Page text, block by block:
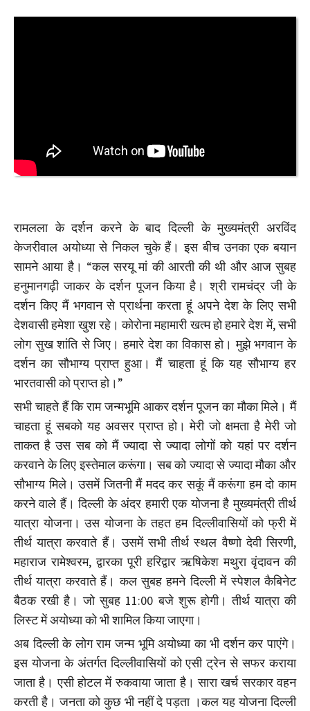
रामलला के दर्शन करने के बाद दिल्ली के मुख्यमंत्री अरविंद
केजरीवाल अयोध्या से निकल चुके हैं। इस बीच उनका एक बयान
सामने आया है। “कल सरयू मां की आरती की थी और आज सुबह
हनुमानगढ़ी जाकर के दर्शन पूजन किया है। श्री रामचंद्र जी के
दर्शन किए मैं भगवान से प्रार्थना करता हूं अपने देश के लिए सभी
देशवासी हमेशा खुश रहे। कोरोना महामारी खत्म हो हमारे देश में, सभी
लोग सुख शांति से जिए। हमारे देश का विकास हो। मुझे भगवान के
दर्शन का सौभाग्य प्राप्त हुआ। मैं चाहता हूं कि यह सौभाग्य हर
भारतवासी को प्राप्त हो।”
सभी चाहते हैं कि राम जन्मभूमि आकर दर्शन पूजन का मौका मिले। मैं
चाहता हूं सबको यह अवसर प्राप्त हो। मेरी जो क्षमता है मेरी जो
ताकत है उस सब को मैं ज्यादा से ज्यादा लोगों को यहां पर दर्शन
करवाने के लिए इस्तेमाल करूंगा। सब को ज्यादा से ज्यादा मौका और
सौभाग्य मिले। उसमें जितनी मैं मदद कर सकूं मैं करूंगा हम दो काम
करने वाले हैं। दिल्ली के अंदर हमारी एक योजना है मुख्यमंत्री तीर्थ
यात्रा योजना। उस योजना के तहत हम दिल्लीवासियों को फ्री में
तीर्थ यात्रा करवाते हैं। उसमें सभी तीर्थ स्थल वैष्णो देवी सिरणी,
महाराज रामेश्वरम, द्वारका पूरी हरिद्वार ऋषिकेश मथुरा वृंदावन की
तीर्थ यात्रा करवाते हैं। कल सुबह हमने दिल्ली में स्पेशल कैबिनेट
बैठक रखी है। जो सुबह 11:00 बजे शुरू होगी। तीर्थ यात्रा की
लिस्ट में अयोध्या को भी शामिल किया जाएगा।
अब दिल्ली के लोग राम जन्म भूमि अयोध्या का भी दर्शन कर पाएंगे।
इस योजना के अंतर्गत दिल्लीवासियों को एसी ट्रेन से सफर कराया
जाता है। एसी होटल में रुकवाया जाता है। सारा खर्च सरकार वहन
करती है। जनता को कुछ भी नहीं दे पड़ता ।कल यह योजना दिल्ली